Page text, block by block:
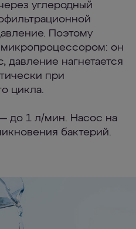
углеродный
Поэтому
он
давление нагнетается
при
цикла.
до 1 л/мин. Насос на
бактерий.